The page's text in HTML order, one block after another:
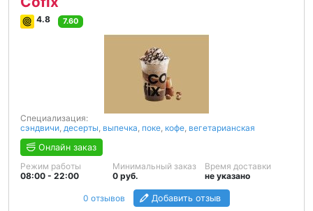
4.8 7.60
Специализация:
сэндвичи, десерты, выпечка, поке, кофе, вегетарианская
Онлайн заказ
Режим работы
08:00 - 22:00
Минимальный заказ
0 руб.
Время доставки
не указано
0 отзывов Добавить отзыв